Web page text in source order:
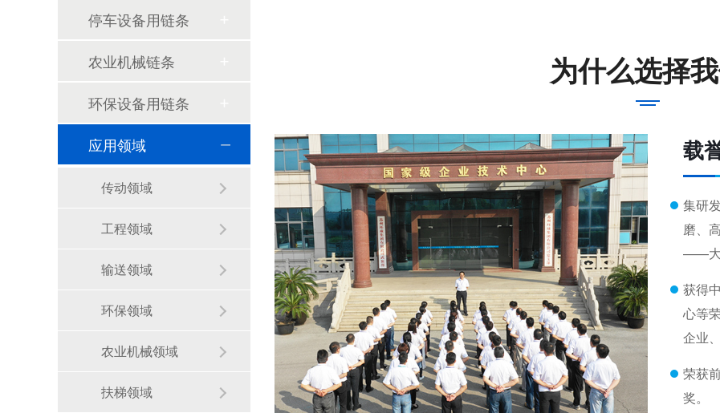
为什么选择
载
集研
磨、
——大
获得
心等
企业
荣获
奖。
停车设备用链条
农业机械链条
环保设备用链条
应用领域
传动领域
工程领域
输送领域
环保领域
农业机械领域
扶梯领域